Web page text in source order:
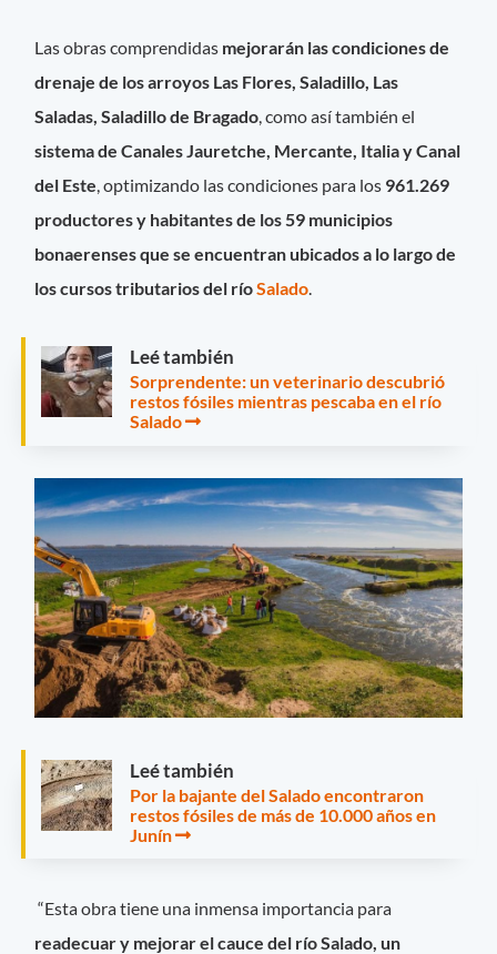
Las obras comprendidas mejorarán las condiciones de
drenaje de los arroyos Las Flores, Saladillo, Las
Saladas, Saladillo de Bragado, como así también el
sistema de Canales Jauretche, Mercante, Italia y Canal
del Este, optimizando las condiciones para los 961.269
productores y habitantes de los 59 municipios
bonaerenses que se encuentran ubicados a lo largo de
los cursos tributarios del ríoSalado.
Leé también
Sorprendente: un veterinario descubrió
restos fósiles mientras pescaba en el río
Salado
Leé también
Por la bajante del Salado encontraron
restos fósiles de más de 10.000 años en
Junín
“Esta obra tiene una inmensa importancia para
readecuar y mejorar el cauce del río Salado, un